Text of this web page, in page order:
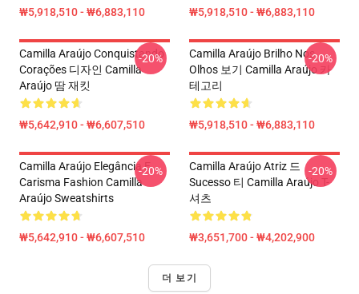
₩5,918,510 - ₩6,883,110 ₩5,918,510 - ₩6,883,110
Camilla Araújo Conquistando
Corações 디자인 Camilla
Araújo 땀 재킷
₩5,642,910 - ₩6,607,510
-20%
Camilla Araújo Brilho Nos
Olhos 보기 Camilla Araújo 카
테고리
₩5,918,510 - ₩6,883,110
-20%
Camilla Araújo Elegância E
Carisma Fashion Camilla
Araújo Sweatshirts
₩5,642,910 - ₩6,607,510
-20%
Camilla Araújo Atriz 드
Sucesso 티 Camilla Araújo T-
셔츠
₩3,651,700 - ₩4,202,900
-20%
더 보기